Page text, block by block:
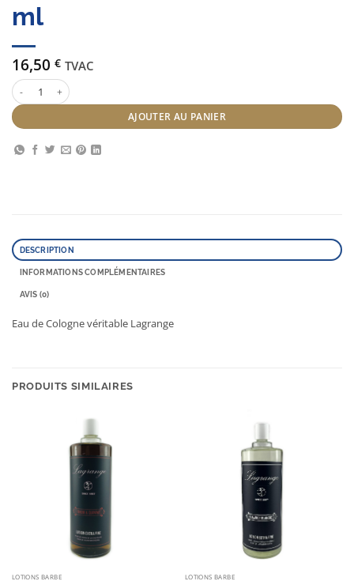
ml
16,50 € TVAC
quantité de Eau de Cologne 92 % 500 ml
AJOUTER AU PANIER
DESCRIPTION
INFORMATIONS COMPLÉMENTAIRES
AVIS (0)
Eau de Cologne véritable Lagrange
PRODUITS SIMILAIRES
LOTIONS BARBE LOTIONS BARBE